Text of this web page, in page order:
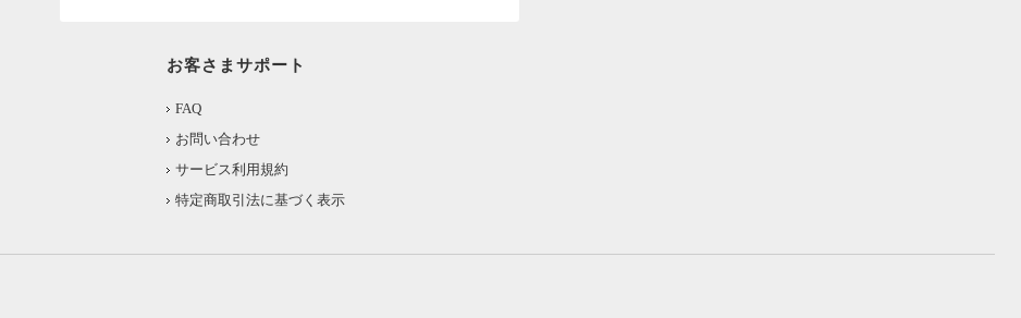
お客さまサポート
FAQ
お問い合わせ
サービス利用規約
特定商取引法に基づく表示